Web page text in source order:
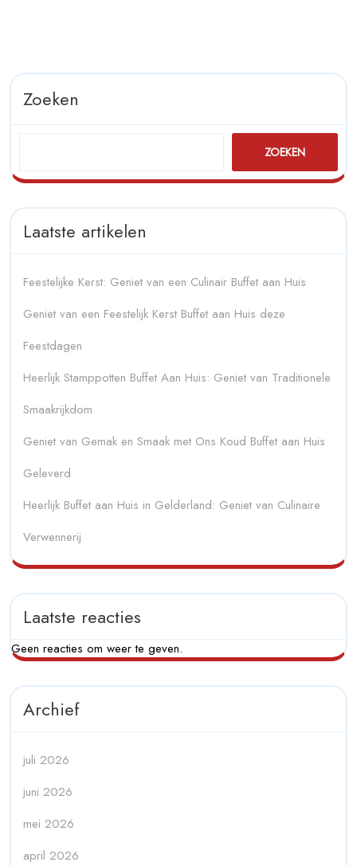
Zoeken
ZOEKEN
Laatste artikelen
Feestelijke Kerst: Geniet van een Culinair Buffet aan Huis
Geniet van een Feestelijk Kerst Buffet aan Huis deze
Feestdagen
Heerlijk Stamppotten Buffet Aan Huis: Geniet van Traditionele
Smaakrijkdom
Geniet van Gemak en Smaak met Ons Koud Buffet aan Huis
Geleverd
Heerlijk Buffet aan Huis in Gelderland: Geniet van Culinaire
Verwennerij
Laatste reacties
Geen reacties om weer te geven.
Archief
juli 2026
juni 2026
mei 2026
april 2026